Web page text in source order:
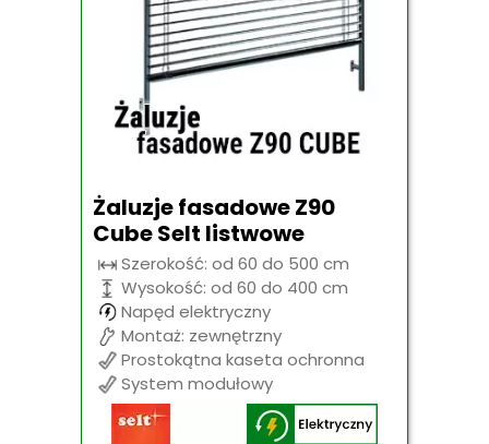
Żaluzje fasadowe Z90
Cube Selt listwowe
Szerokość: od 60 do 500 cm
Wysokość: od 60 do 400 cm
Napęd elektryczny
Montaż: zewnętrzny
Prostokątna kaseta ochronna
System modułowy